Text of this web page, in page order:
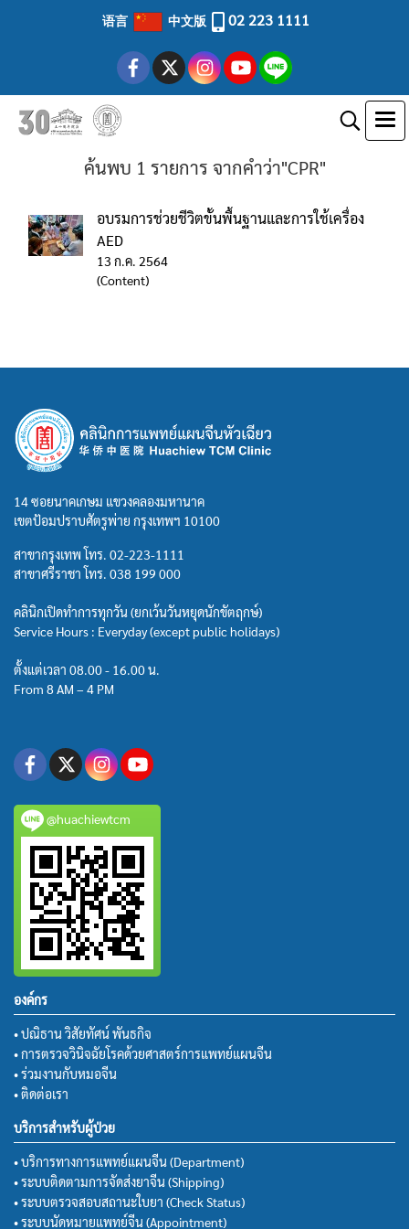
语言 中文版 02 223 1111
ค้นพบ 1 รายการ จากคำว่า"CPR"
อบรมการช่วยชีวิตขั้นพื้นฐานและการใช้เครื่อง
AED
13 ก.ค. 2564
(Content)
14 ซอยนาคเกษม แขวงคลองมหานาค
เขตป้อมปราบศัตรูพ่าย กรุงเทพฯ 10100
สาขากรุงเทพ โทร. 02-223-1111
สาขาศรีราชา โทร. 038 199 000
คลินิกเปิดทำการทุกวัน (ยกเว้นวันหยุดนักขัตฤกษ์)
Service Hours : Everyday (except public holidays)
ตั้งแต่เวลา 08.00 - 16.00 น.
From 8 AM – 4 PM
@huachiewtcm
องค์กร
• ปณิธาน วิสัยทัศน์ พันธกิจ
• การตรวจวินิจฉัยโรคด้วยศาสตร์การแพทย์แผนจีน
• ร่วมงานกับหมอจีน
• ติดต่อเรา
บริการสำหรับผู้ป่วย
• บริการทางการแพทย์แผนจีน (Department)
• ระบบติดตามการจัดส่งยาจีน (Shipping)
• ระบบตรวจสอบสถานะใบยา (Check Status)
• ระบบนัดหมายแพทย์จีน (Appointment)